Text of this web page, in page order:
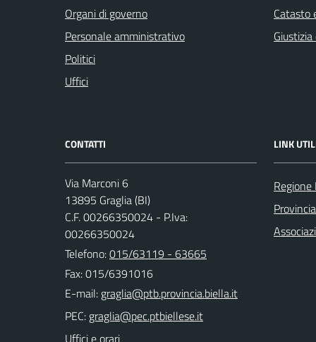
Organi di governo
Personale amministrativo
Politici
Uffici
Catasto
CONTATTI
Via Marconi 6
13895 Graglia (BI)
C.F. 00266350024 - P.Iva:
00266350024
Telefono:015/63119 - 63665
Fax: 015/6391016
E-mail:
PEC:
Uffici e orari
LINK